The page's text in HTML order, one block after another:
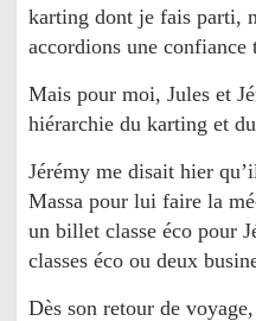
karting dont je fais parti,
accordions une confiance
Mais pour moi, Jules et
hiérarchie du karting et
Jérémy me disait hier
Massa pour lui faire la
un billet classe éco
classes éco ou deux
Dès son retour de